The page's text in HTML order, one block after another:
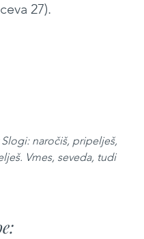
27).
naročiš, pripelješ,
Vmes, seveda, tudi